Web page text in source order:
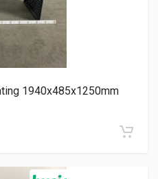
1940x485x1250mm